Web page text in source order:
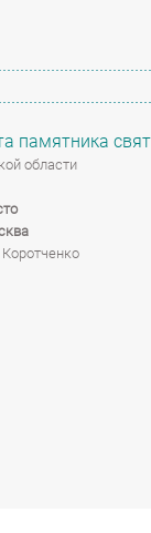
памятника
области